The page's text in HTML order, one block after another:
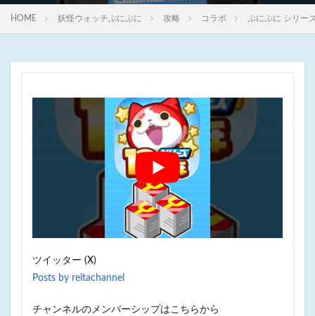
HOME 妖怪ウォッチぷにぷに 攻略 コラボ ぷにぷに シリー
ツイッター (X)
Posts by reitachannel
チャンネルのメンバーシップはこちらから